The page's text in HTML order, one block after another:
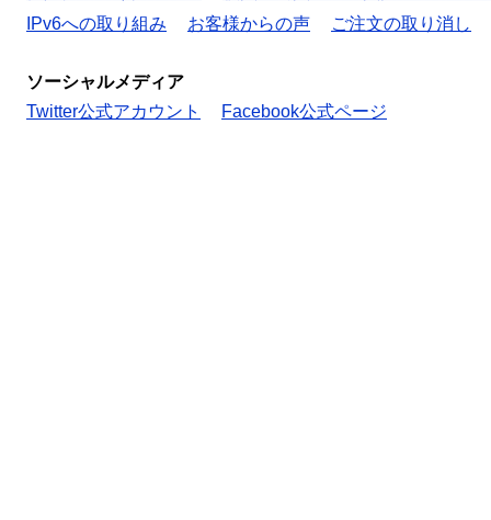
IPv6への取り組み
お客様からの声 ご注文の取り消し
ソーシャルメディア
Twitter公式アカウント
Facebook公式ページ